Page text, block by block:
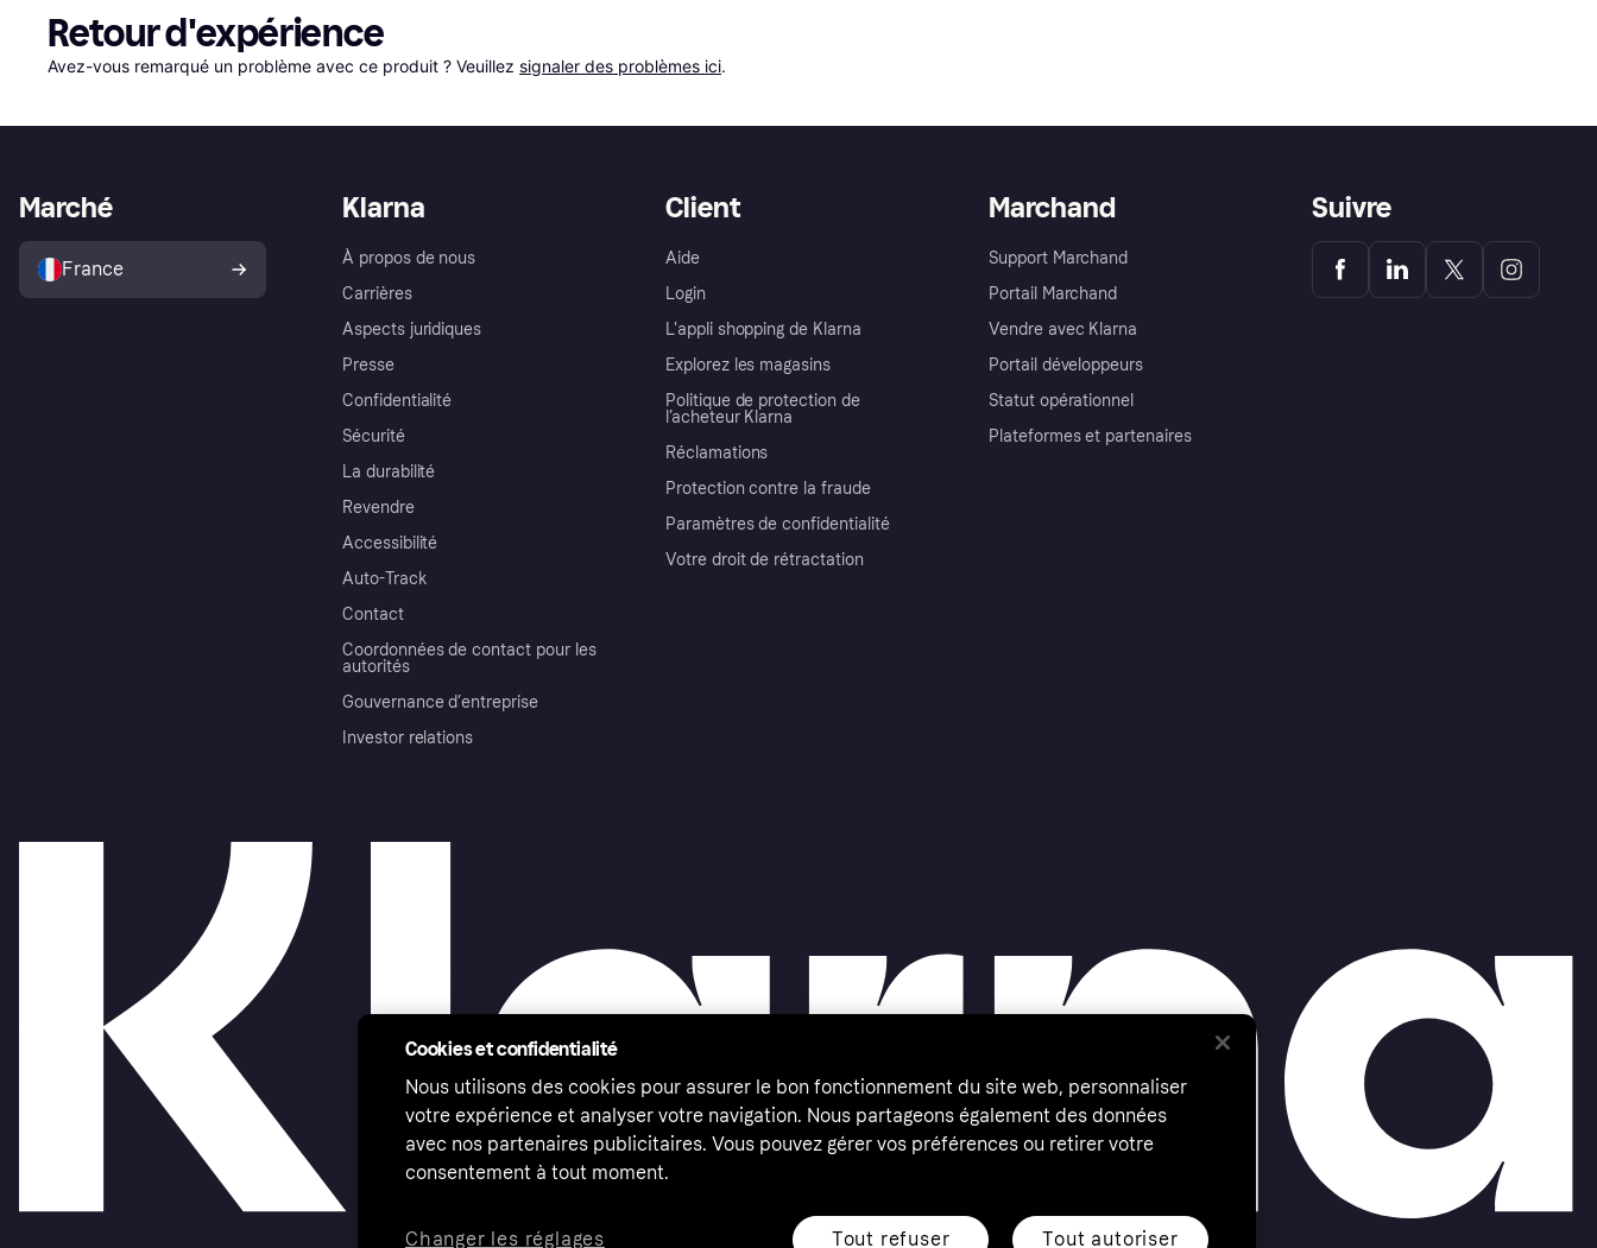
Retour d'expérience
Avez-vous remarqué un problème avec ce produit ? Veuillez signaler des problèmes ici.
Klarna
À propos de nous
Carrières
Aspects juridiques
Presse
Confidentialité
Sécurité
La durabilité
Revendre
Accessibilité
Auto-Track
Contact
Coordonnées de contact pour les
autorités
Gouvernance d’entreprise
Investor relations
Client
Aide
Login
L'appli shopping de Klarna
Explorez les magasins
Politique de protection de
l’acheteur Klarna
Réclamations
Protection contre la fraude
Paramètres de confidentialité
Votre droit de rétractation
Marchand
Support Marchand
Portail Marchand
Vendre avec Klarna
Portail développeurs
Statut opérationnel
Plateformes et partenaires
Marché
France
Suivre
Cookies et confidentialité
Nous utilisons des cookies pour assurer le bon fonctionnement du site web, personnaliser
votre expérience et analyser votre navigation. Nous partageons également des données
avec nos partenaires publicitaires. Vous pouvez gérer vos préférences ou retirer votre
consentement à tout moment.
Tout refuser Tout autoriser
Changer les réglages